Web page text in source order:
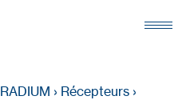
RADIUM › Récepteurs ›